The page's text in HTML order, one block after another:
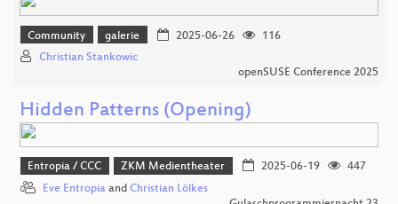
Community galerie 2025-06-26
116
Christian Stankowic
openSUSE Conference 2025
Hidden Patterns (Opening)
Entropia / CCC ZKM Medientheater 2025-06-19
447
Eve Entropia and Christian Lölkes